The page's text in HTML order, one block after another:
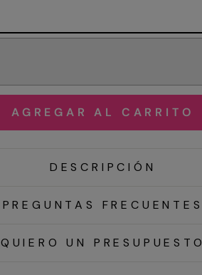
AGREGAR AL CARRITO
DESCRIPCIÓN
PREGUNTAS FRECUENTES
QUIERO UN PRESUPUESTO